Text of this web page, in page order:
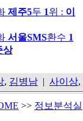
제주5두 1위 : 이
서울SMS환수 1
상
, 김병남 | 사이상,
>> 정보분석실